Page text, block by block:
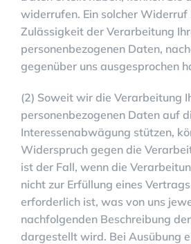
widerrufen. Ein solcher
Zulässigkeit der Verarbeitung
personenbezogenen Daten,
gegenüber uns ausgesprochen
(2) Soweit wir die Verarbeitung
personenbezogenen Daten auf
Interessenabwägung stützen,
Widerspruch gegen die
ist der Fall, wenn die
nicht zur Erfüllung eines
erforderlich ist, was von uns
nachfolgenden Beschreibung
dargestellt wird. Bei Ausübung